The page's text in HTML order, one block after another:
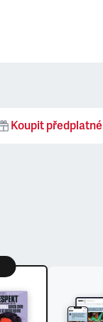
Koupit